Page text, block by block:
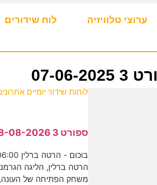
ערוצי טלוויזיה לוח שידורים
לוחות שידור יומיים
ספורט 3 08-08-2026
משחק הפתיחה של העונה,